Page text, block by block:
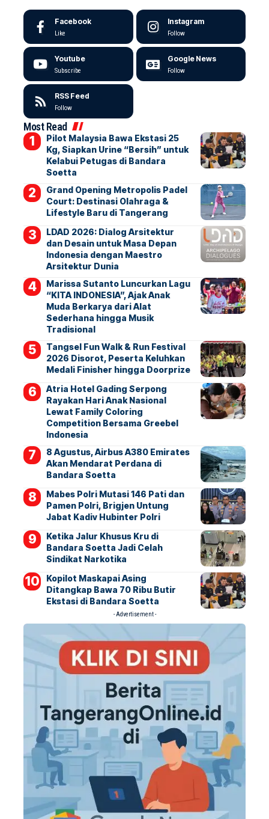
Facebook
Like
Instagram
Follow
Youtube
Subscribe
Google News
Follow
RSS Feed
Follow
Most Read
Pilot Malaysia Bawa Ekstasi 25
Kg, Siapkan Urine “Bersih” untuk
Kelabui Petugas di Bandara
Soetta
Grand Opening Metropolis Padel
Court: Destinasi Olahraga &
Lifestyle Baru di Tangerang
LDAD 2026: Dialog Arsitektur
dan Desain untuk Masa Depan
Indonesia dengan Maestro
Arsitektur Dunia
Marissa Sutanto Luncurkan Lagu
“KITA INDONESIA”, Ajak Anak
Muda Berkarya dari Alat
Sederhana hingga Musik
Tradisional
Tangsel Fun Walk & Run Festival
2026 Disorot, Peserta Keluhkan
Medali Finisher hingga Doorprize
Atria Hotel Gading Serpong
Rayakan Hari Anak Nasional
Lewat Family Coloring
Competition Bersama Greebel
Indonesia
8 Agustus, Airbus A380 Emirates
Akan Mendarat Perdana di
Bandara Soetta
Mabes Polri Mutasi 146 Pati dan
Pamen Polri, Brigjen Untung
Jabat Kadiv Hubinter Polri
Ketika Jalur Khusus Kru di
Bandara Soetta Jadi Celah
Sindikat Narkotika
Kopilot Maskapai Asing
Ditangkap Bawa 70 Ribu Butir
Ekstasi di Bandara Soetta
- Advertisement -